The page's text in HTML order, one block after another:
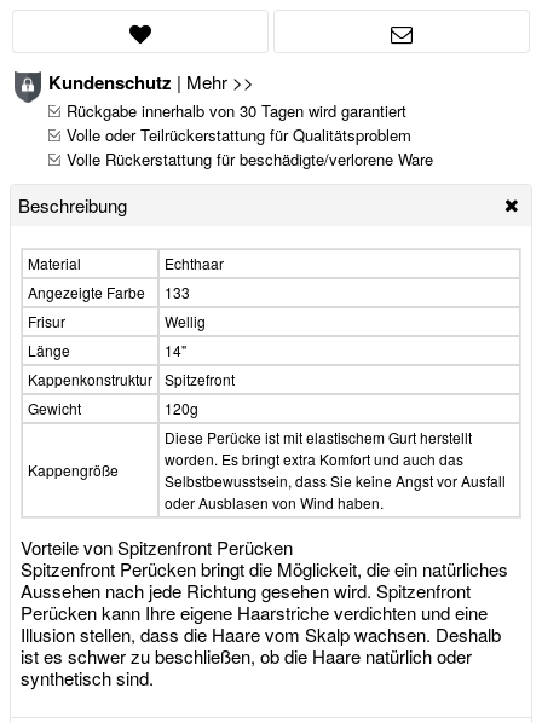
Kundenschutz | Mehr >>
Rückgabe innerhalb von 30 Tagen wird garantiert
Volle oder Teilrückerstattung für Qualitätsproblem
Volle Rückerstattung für beschädigte/verlorene Ware
Beschreibung
Material
Echthaar
Angezeigte Farbe
133
Frisur
Wellig
Länge
14"
Kappenkonstruktur Spitzefront
Gewicht
120g
Kappengröße
Diese Perücke ist mit elastischem Gurt herstellt
worden. Es bringt extra Komfort und auch das
Selbstbewusstsein, dass Sie keine Angst vor Ausfall
oder Ausblasen von Wind haben.
Vorteile von Spitzenfront Perücken
Spitzenfront Perücken bringt die Möglickeit, die ein natürliches
Aussehen nach jede Richtung gesehen wird. Spitzenfront
Perücken kann Ihre eigene Haarstriche verdichten und eine
Illusion stellen, dass die Haare vom Skalp wachsen. Deshalb
ist es schwer zu beschließen, ob die Haare natürlich oder
synthetisch sind.